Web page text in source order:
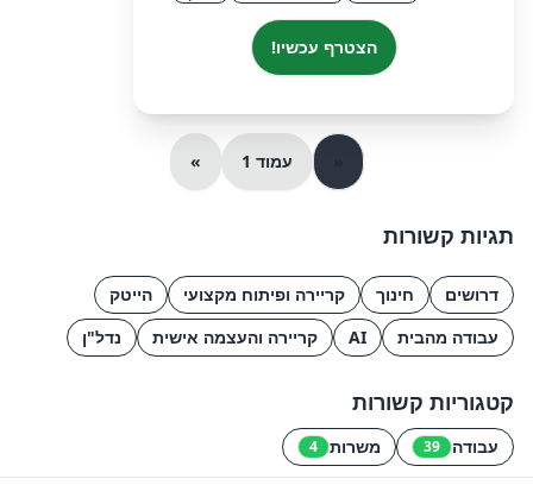
הצטרף עכשיו!
עמוד 1 »
תגיות קשורות
דרושים חינוך קריירה ופיתוח מקצועי
הייטק
עבודה מהבית
AI קריירה והעצמה אישית נדל"ן
קטגוריות קשורות
עבודה 39 משרות 4